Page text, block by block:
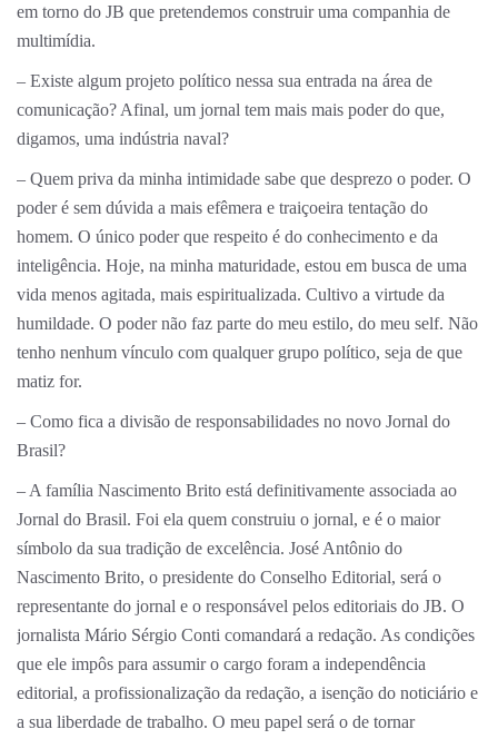
em torno do JB que pretendemos construir uma companhia de
multimídia.
– Existe algum projeto político nessa sua entrada na área de
comunicação? Afinal, um jornal tem mais mais poder do que,
digamos, uma indústria naval?
– Quem priva da minha intimidade sabe que desprezo o poder. O
poder é sem dúvida a mais efêmera e traiçoeira tentação do
homem. O único poder que respeito é do conhecimento e da
inteligência. Hoje, na minha maturidade, estou em busca de uma
vida menos agitada, mais espiritualizada. Cultivo a virtude da
humildade. O poder não faz parte do meu estilo, do meu self. Não
tenho nenhum vínculo com qualquer grupo político, seja de que
matiz for.
– Como fica a divisão de responsabilidades no novo Jornal do
Brasil?
– A família Nascimento Brito está definitivamente associada ao
Jornal do Brasil. Foi ela quem construiu o jornal, e é o maior
símbolo da sua tradição de excelência. José Antônio do
Nascimento Brito, o presidente do Conselho Editorial, será o
representante do jornal e o responsável pelos editoriais do JB. O
jornalista Mário Sérgio Conti comandará a redação. As condições
que ele impôs para assumir o cargo foram a independência
editorial, a profissionalização da redação, a isenção do noticiário e
a sua liberdade de trabalho. O meu papel será o de tornar